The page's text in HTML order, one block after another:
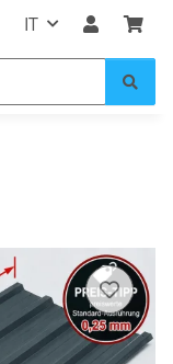
IT